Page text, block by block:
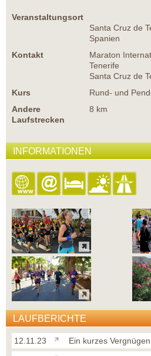
Veranstaltungsort
Santa Cruz de
Spanien
Kontakt
Maraton
Tenerife
Santa Cruz de
Kurs
Rund- und
Andere
Laufstrecken
8 km
INFORMATIONEN
LAUFBERICHTE
12.11.23
Ein kurzes Vergnügen